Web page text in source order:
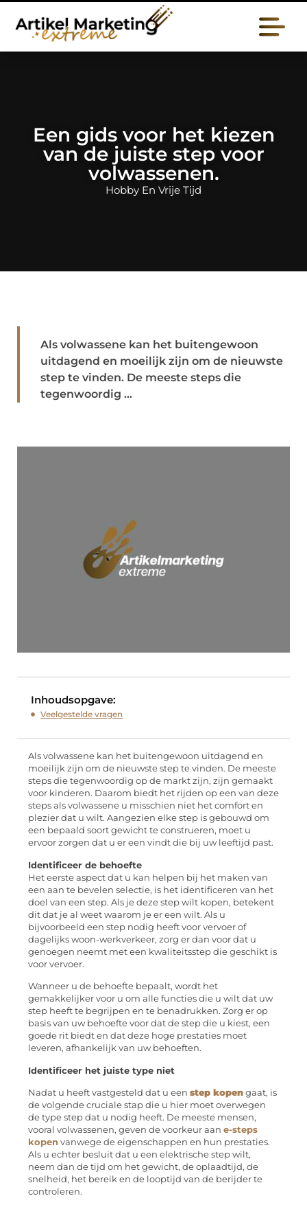
Een gids voor het kiezen
van de juiste step voor
volwassenen.
Hobby En Vrije Tijd
Als volwassene kan het buitengewoon
uitdagend en moeilijk zijn om de nieuwste
step te vinden. De meeste steps die
tegenwoordig ...
Inhoudsopgave:
Veelgestelde vragen
Als volwassene kan het buitengewoon uitdagend en
moeilijk zijn om de nieuwste step te vinden. De meeste
steps die tegenwoordig op de markt zijn, zijn gemaakt
voor kinderen. Daarom biedt het rijden op een van deze
steps als volwassene u misschien niet het comfort en
plezier dat u wilt. Aangezien elke step is gebouwd om
een ​​bepaald soort gewicht te construeren, moet u
ervoor zorgen dat u er een vindt die bij uw leeftijd past.
Identificeer de behoefte
Het eerste aspect dat u kan helpen bij het maken van
een aan te bevelen selectie, is het identificeren van het
doel van een step. Als je deze step wilt kopen, betekent
dit dat je al weet waarom je er een wilt. Als u
bijvoorbeeld een step nodig heeft voor vervoer of
dagelijks woon-werkverkeer, zorg er dan voor dat u
genoegen neemt met een kwaliteitsstep die geschikt is
voor vervoer.
Wanneer u de behoefte bepaalt, wordt het
gemakkelijker voor u om alle functies die u wilt dat uw
step heeft te begrijpen en te benadrukken. Zorg er op
basis van uw behoefte voor dat de step die u kiest, een
goede rit biedt en dat deze hoge prestaties moet
leveren, afhankelijk van uw behoeften.
Identificeer het juiste type niet
Nadat u heeft vastgesteld dat u een step kopen gaat, is
de volgende cruciale stap die u hier moet overwegen
de type step dat u nodig heeft. De meeste mensen,
vooral volwassenen, geven de voorkeur aan e-steps
kopen vanwege de eigenschappen en hun prestaties.
Als u echter besluit dat u een elektrische step wilt,
neem dan de tijd om het gewicht, de oplaadtijd, de
snelheid, het bereik en de looptijd van de berijder te
controleren.